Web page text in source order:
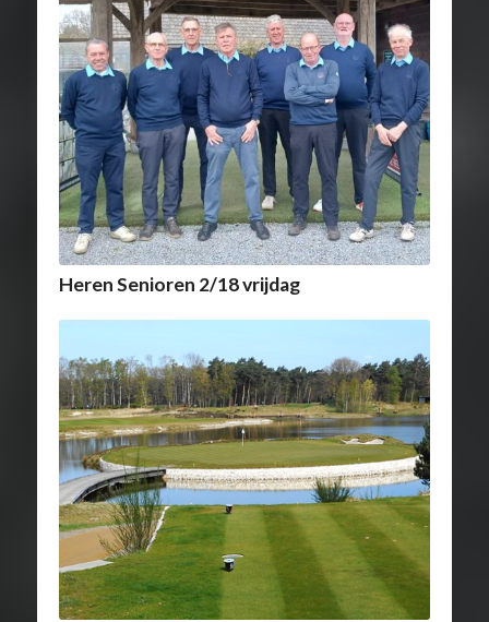
Heren Senioren 2/18 vrijdag